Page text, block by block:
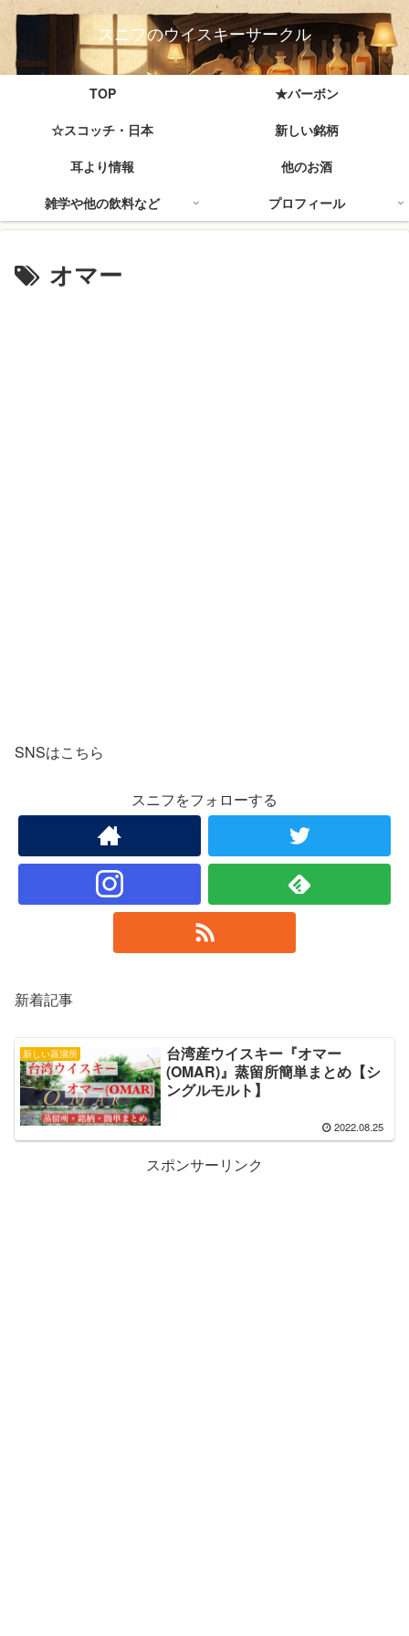
スニフのウイスキーサークル
TOP
★バーボン
☆スコッチ・日本
新しい銘柄
耳より情報
他のお酒
雑学や他の飲料など
プロフィール
オマー
SNSはこちら
スニフをフォローする
新着記事
新しい蒸溜所
台湾産ウイスキー『オマー
(OMAR)』蒸留所簡単まとめ【シ
ングルモルト】
2022.08.25
スポンサーリンク